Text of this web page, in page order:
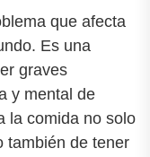
que afecta
Es una
graves
y mental de
la comida no solo
también de tener